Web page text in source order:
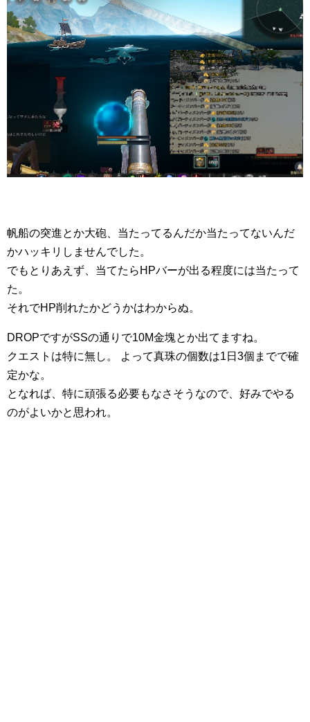
帆船の突進とか大砲、当たってるんだか当たってないんだ
かハッキリしませんでした。
でもとりあえず、当てたらHPバーが出る程度には当たって
た。
それでHP削れたかどうかはわからぬ。
DROPですがSSの通りで10M金塊とか出てますね。
クエストは特に無し。 よって真珠の個数は1日3個までで確
定かな。
となれば、特に頑張る必要もなさそうなので、好みでやる
のがよいかと思われ。